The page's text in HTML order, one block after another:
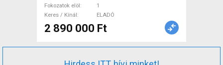
Fokozatok elöl
1
Keres / Kínál
ELADÓ
2 890 000 Ft